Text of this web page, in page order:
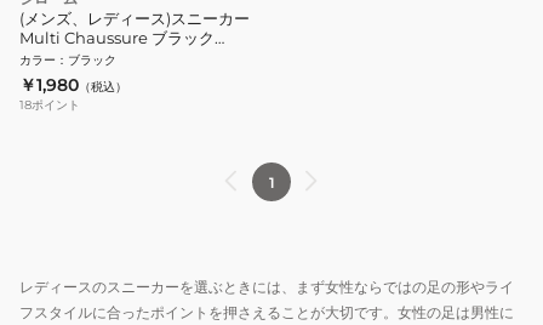
(メンズ、レディース)スニーカー
Multi Chaussure ブラック
SP3S0004-SH801-GRCDL BLK
アウトドアシューズ カジュアル
レジャー
カラー ： ブラック
￥1,980 （税込）
18ポイント
1
レディースのスニーカーを選ぶときには、まず女性ならではの足の形やライ
フスタイルに合ったポイントを押さえることが大切です。女性の足は男性に